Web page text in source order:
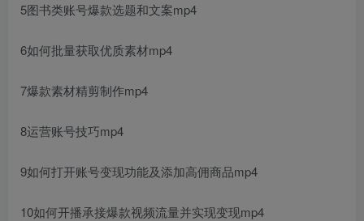
5图书类账号爆款选题和文案mp4
6如何批量获取优质素材mp4
7爆款素材精剪制作mp4
8运营账号技巧mp4
9如何打开账号变现功能及添加高佣商品mp4
10如何开播承接爆款视频流量并实现变现mp4